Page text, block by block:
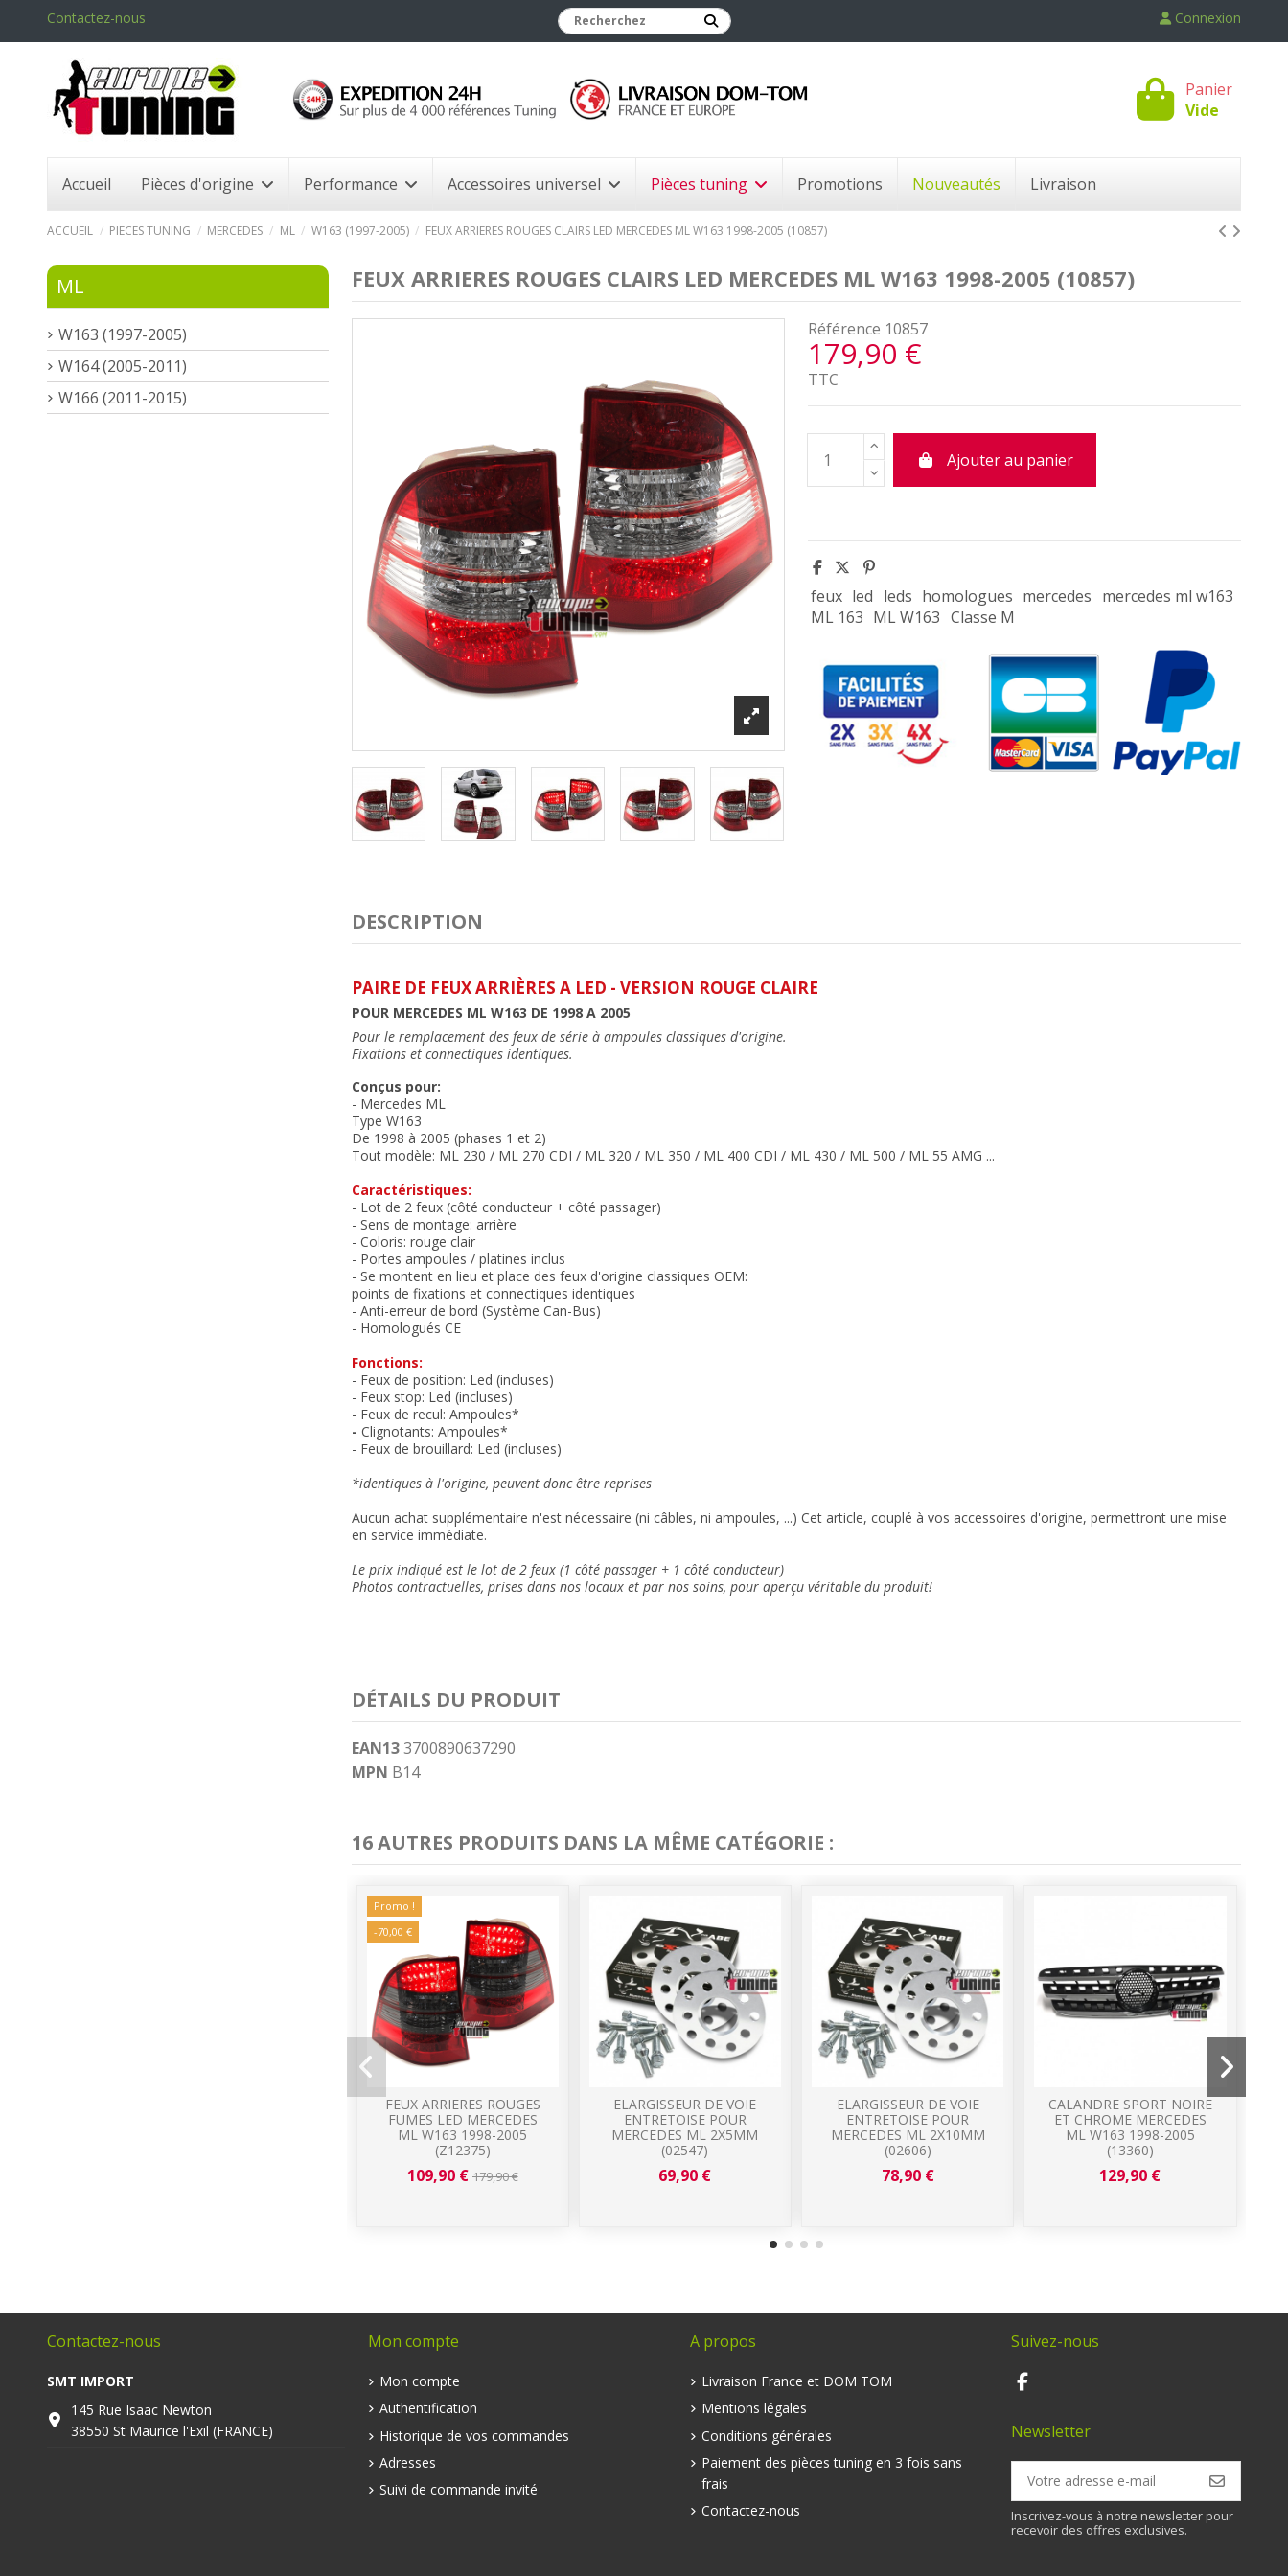
Contactez-nous Connexion
Panier
Vide
Accueil Pièces d'origine Performance Accessoires universel Pièces tuning Promotions Nouveautés Livraison
ACCUEIL PIECES TUNING MERCEDES ML W163 (1997-2005) FEUX ARRIERES ROUGES CLAIRS LED MERCEDES ML W163 1998-2005 (10857)
FEUX ARRIERES ROUGES CLAIRS LED MERCEDES ML W163 1998-2005 (10857)
Référence 10857
179,90 €
TTC
Ajouter au panier
feux led leds homologues mercedes mercedes ml w163
ML 163 ML W163 Classe M
DESCRIPTION
PAIRE DE FEUX ARRIÈRES A LED - VERSION ROUGE CLAIRE
POUR MERCEDES ML W163 DE 1998 A 2005
Pour le remplacement des feux de série à ampoules classiques d'origine.
Fixations et connectiques identiques.
Conçus pour:
- Mercedes ML
Type W163
De 1998 à 2005 (phases 1 et 2)
Tout modèle: ML 230 / ML 270 CDI / ML 320 / ML 350 / ML 400 CDI / ML 430 / ML 500 / ML 55 AMG ...
Caractéristiques:
- Lot de 2 feux (côté conducteur + côté passager)
- Sens de montage: arrière
- Coloris: rouge clair
- Portes ampoules / platines inclus
- Se montent en lieu et place des feux d'origine classiques OEM:
points de fixations et connectiques identiques
- Anti-erreur de bord (Système Can-Bus)
- Homologués CE
Fonctions:
- Feux de position: Led (incluses)
- Feux stop: Led (incluses)
- Feux de recul: Ampoules*
- Clignotants: Ampoules*
- Feux de brouillard: Led (incluses)
*identiques à l'origine, peuvent donc être reprises
Aucun achat supplémentaire n'est nécessaire (ni câbles, ni ampoules, ...) Cet article, couplé à vos accessoires d'origine, permettront une mise
en service immédiate.
Le prix indiqué est le lot de 2 feux (1 côté passager + 1 côté conducteur)
Photos contractuelles, prises dans nos locaux etpar nos soins, pour aperçu véritable du produit!
DÉTAILS DU PRODUIT
EAN13 3700890637290
MPN B14
16 AUTRES PRODUITS DANS LA MÊME CATÉGORIE :
Promo !
-70,00 €
FEUX ARRIERES ROUGES
FUMES LED MERCEDES
ML W163 1998-2005
(Z12375)
109,90 € 179,90 €
ELARGISSEUR DE VOIE
ENTRETOISE POUR
MERCEDES ML 2X5MM
(02547)
69,90 €
ELARGISSEUR DE VOIE
ENTRETOISE POUR
MERCEDES ML 2X10MM
(02606)
78,90 €
CALANDRE SPORT NOIRE
ET CHROME MERCEDES
ML W163 1998-2005
(13360)
129,90 €
ML
W163 (1997-2005)
W164 (2005-2011)
W166 (2011-2015)
Contactez-nous
SMT IMPORT
145 Rue Isaac Newton
38550 St Maurice l'Exil (FRANCE)
Mon compte
Mon compte
Authentification
Historique de vos commandes
Adresses
Suivi de commande invité
A propos
Livraison France et DOM TOM
Mentions légales
Conditions générales
Paiement des pièces tuning en 3 fois sans
frais
Contactez-nous
Suivez-nous
Newsletter
Inscrivez-vous à notre newsletter pour
recevoir des offres exclusives.